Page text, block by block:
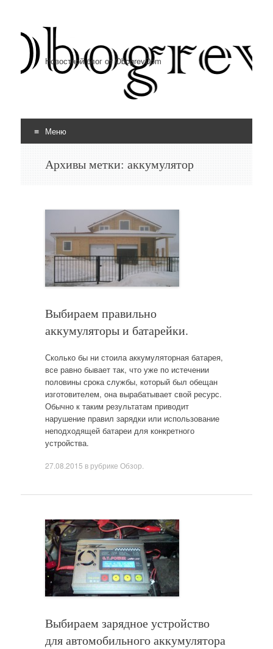
Новостной блог от ObogrevDom
Меню
Архивы метки: аккумулятор
Выбираем правильно
аккумуляторы и батарейки.
Сколько бы ни стоила аккумуляторная батарея,
все равно бывает так, что уже по истечении
половины срока службы, который был обещан
изготовителем, она вырабатывает свой ресурс.
Обычно к таким результатам приводит
нарушение правил зарядки или использование
неподходящей батареи для конкретного
устройства.
27.08.2015 в рубрике Обзор
Выбираем зарядное устройство
для автомобильного аккумулятора